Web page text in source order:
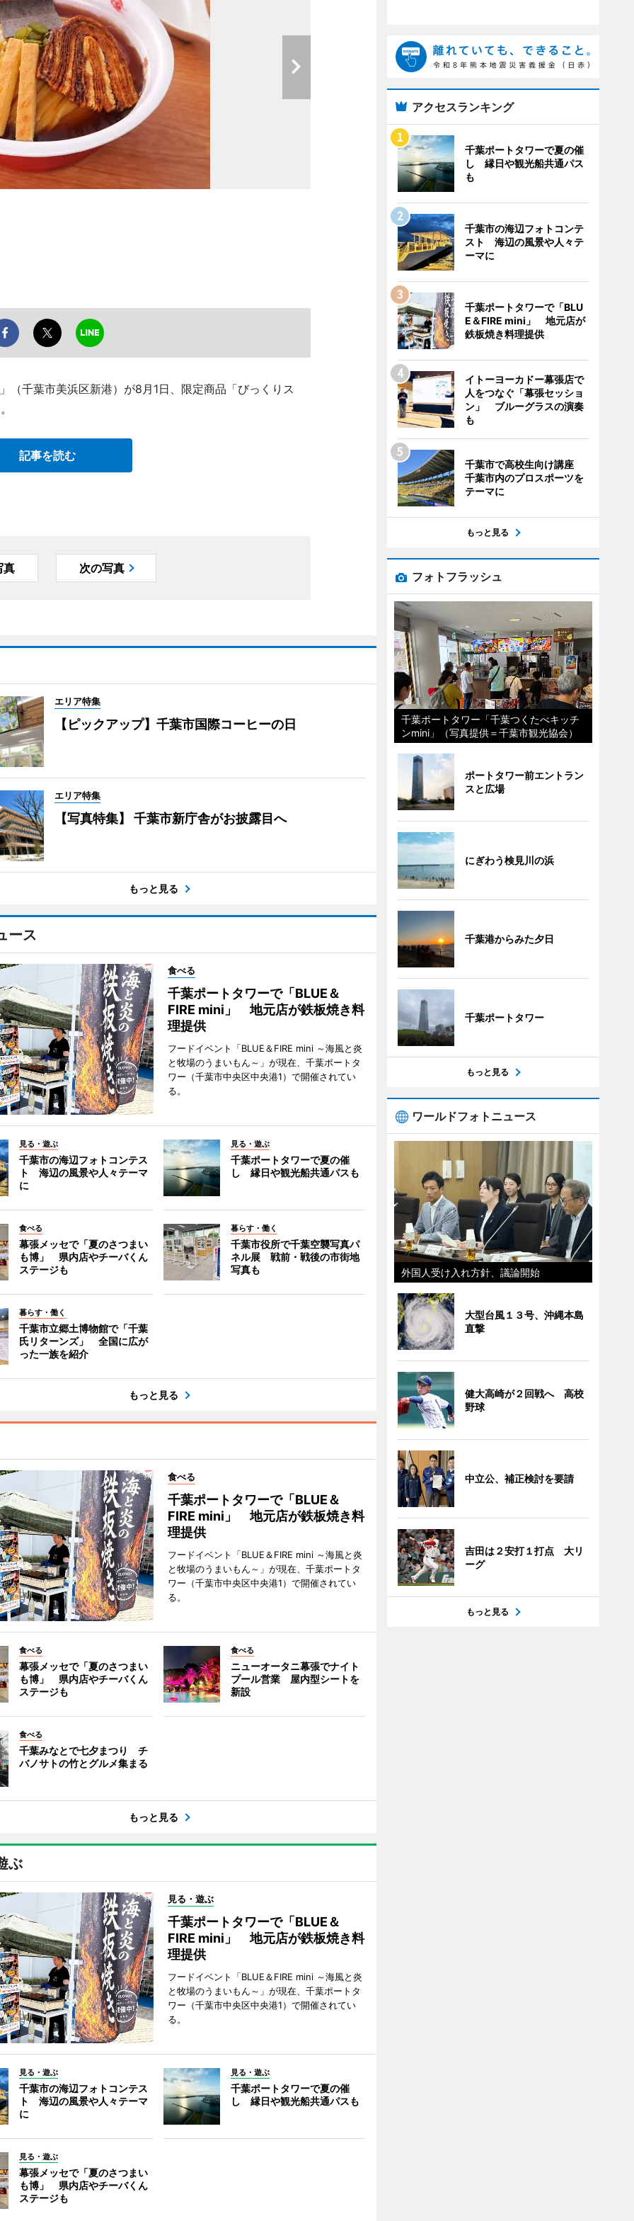
（千葉市美浜区新港）が8月1日、限定商品「びっくりス
記事を読む
真 次の写真
エリア特集
【ピックアップ】千葉市国際コーヒーの日
エリア特集
【写真特集】 千葉市新庁舎がお披露目へ
もっと見る
ース
食べる
千葉ポートタワーで「BLUE＆
FIRE mini」 地元店が鉄板焼き料
理提供
フードイベント「BLUE＆FIRE mini ～海風と炎
と牧場のうまいもん～」が現在、千葉ポートタ
ワー（千葉市中央区中央港1）で開催されてい
る。
見る・遊ぶ
千葉市の海辺フォトコンテス
ト 海辺の風景や人々テーマ
に
見る・遊ぶ
千葉ポートタワーで夏の催
し 縁日や観光船共通パスも
食べる
幕張メッセで「夏のさつまい
も博」 県内店やチーバくん
ステージも
暮らす・働く
千葉市役所で千葉空襲写真パ
ネル展 戦前・戦後の市街地
写真も
暮らす・働く
千葉市立郷土博物館で「千葉
氏リターンズ」 全国に広が
った一族を紹介
もっと見る
食べる
千葉ポートタワーで「BLUE＆
FIRE mini」 地元店が鉄板焼き料
理提供
フードイベント「BLUE＆FIRE mini ～海風と炎
と牧場のうまいもん～」が現在、千葉ポートタ
ワー（千葉市中央区中央港1）で開催されてい
る。
食べる
幕張メッセで「夏のさつまい
も博」 県内店やチーバくん
ステージも
食べる
ニューオータニ幕張でナイト
プール営業 屋内型シートを
新設
食べる
千葉みなとで七夕まつり チ
バノサトの竹とグルメ集まる
もっと見る
ぶ
見る・遊ぶ
千葉ポートタワーで「BLUE＆
FIRE mini」 地元店が鉄板焼き料
理提供
フードイベント「BLUE＆FIRE mini ～海風と炎
と牧場のうまいもん～」が現在、千葉ポートタ
ワー（千葉市中央区中央港1）で開催されてい
る。
見る・遊ぶ
千葉市の海辺フォトコンテス
ト 海辺の風景や人々テーマ
に
見る・遊ぶ
千葉ポートタワーで夏の催
し 縁日や観光船共通パスも
見る・遊ぶ
幕張メッセで「夏のさつまい
も博」 県内店やチーバくん
ステージも
アクセスランキング
千葉ポートタワーで夏の催
し 縁日や観光船共通パス
も
千葉市の海辺フォトコンテ
スト 海辺の風景や人々テ
ーマに
千葉ポートタワーで「BLU
E＆FIRE mini」 地元店が
鉄板焼き料理提供
イトーヨーカドー幕張店で
人をつなぐ「幕張セッショ
ン」 ブルーグラスの演奏
も
千葉市で高校生向け講座
千葉市内のプロスポーツを
テーマに
もっと見る
フォトフラッシュ
千葉ポートタワー「千葉つくたべキッチ
ンmini」（写真提供＝千葉市観光協会）
ポートタワー前エントラン
スと広場
にぎわう検見川の浜
千葉港からみた夕日
千葉ポートタワー
もっと見る
ワールドフォトニュース
外国人受け入れ方針、議論開始
大型台風１３号、沖縄本島
直撃
健大高崎が２回戦へ 高校
野球
中立公、補正検討を要請
吉田は２安打１打点 大リ
ーグ
もっと見る